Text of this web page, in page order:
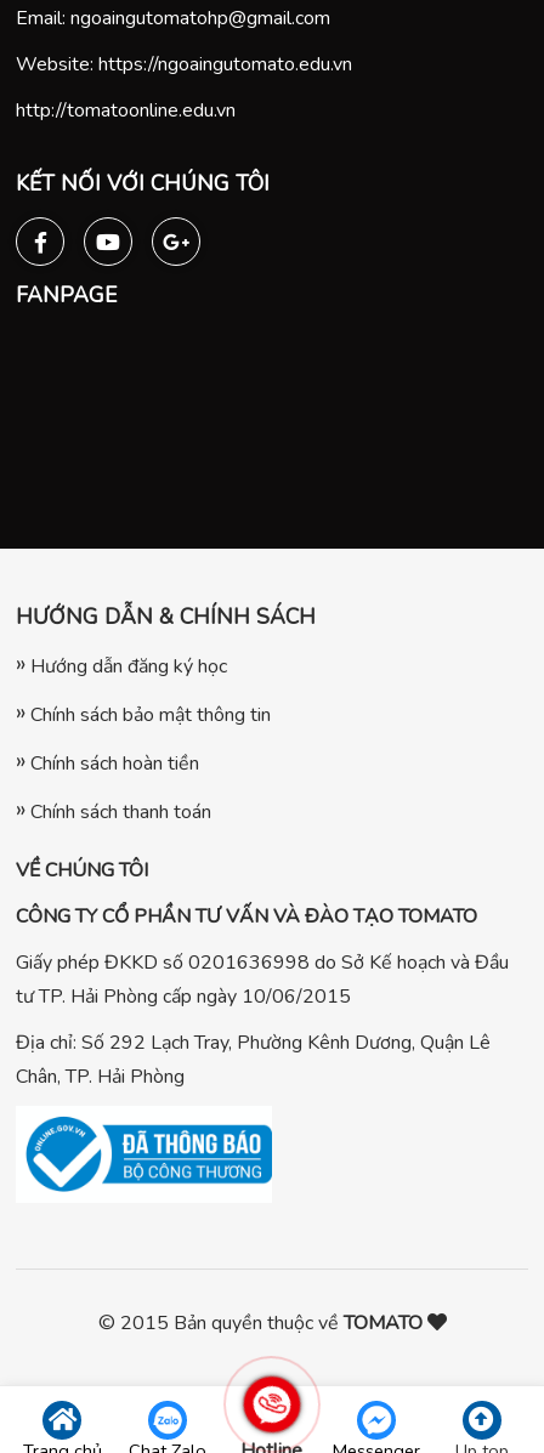
Email: ngoaingutomatohp@gmail.com
Website: https://ngoaingutomato.edu.vn
http://tomatoonline.edu.vn
KẾT NỐI VỚI CHÚNG TÔI
FANPAGE
HƯỚNG DẪN & CHÍNH SÁCH
Hướng dẫn đăng ký học
Chính sách bảo mật thông tin
Chính sách hoàn tiền
Chính sách thanh toán
VỀ CHÚNG TÔI
CÔNG TY CỔ PHẦN TƯ VẤN VÀ ĐÀO TẠO TOMATO
Giấy phép ĐKKD số 0201636998 do Sở Kế hoạch và Đầu
tư TP. Hải Phòng cấp ngày 10/06/2015
Địa chỉ: Số 292 Lạch Tray, Phường Kênh Dương, Quận Lê
Chân, TP. Hải Phòng
© 2015 Bản quyền thuộc vềTOMATO